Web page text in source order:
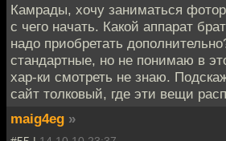
Камрады, хочу заниматься
с чего начать. Какой аппарат
надо приобретать
стандартные, но не понимаю в
хар-ки смотреть не знаю.
сайт толковый, где эти вещи
maig4eg »